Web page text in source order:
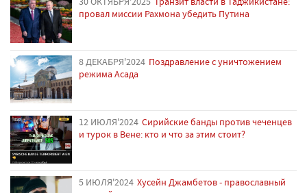
провал миссии Рахмона убедить Путина
8 ДЕКАБРЯ'2024 Поздравление с уничтожением
режима Асада
12 ИЮЛЯ'2024 Сирийские банды против чеченцев
и турок в Вене: кто и что за этим стоит?
5 ИЮЛЯ'2024 Хусейн Джамбетов - православный